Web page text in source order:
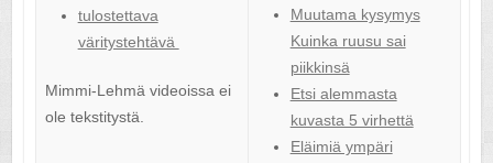
tulostettava
väritystehtävä
Mimmi-Lehmä videoissa ei
ole tekstitystä.
Muutama kysymys
Kuinka ruusu sai
piikkinsä
Etsi alemmasta
kuvasta 5 virhettä
Eläimiä ympäri